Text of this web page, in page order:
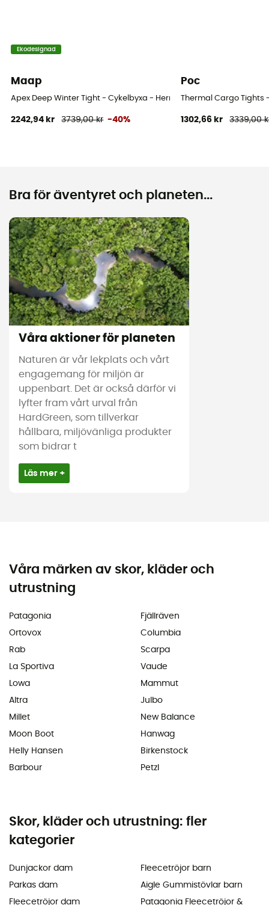
Ekodesignad
Maap
Apex Deep Winter Tight - Cykelbyxa - Herr
2242,94 kr 3739,00 kr -40%
Poc
Thermal Cargo Tights
1302,66 kr 3339,00
Bra för äventyret och planeten...
Våra aktioner för planeten
Naturen är vår lekplats och vårt
engagemang för miljön är
uppenbart. Det är också därför vi
lyfter fram vårt urval från
HardGreen, som tillverkar
hållbara, miljövänliga produkter
som bidrar t
Läs mer +
Våra märken av skor, kläder och
utrustning
Patagonia
Ortovox
Rab
La Sportiva
Lowa
Altra
Millet
Moon Boot
Helly Hansen
Barbour
Fjällräven
Columbia
Scarpa
Vaude
Mammut
Julbo
New Balance
Hanwag
Birkenstock
Petzl
Skor, kläder och utrustning: fler
kategorier
Dunjackor dam
Parkas dam
Fleecetröjor dam
Fleecetröjor barn
Aigle Gummistövlar barn
Patagonia Fleecetröjor &